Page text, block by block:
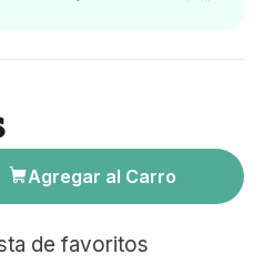
Agregar al Carro
de favoritos